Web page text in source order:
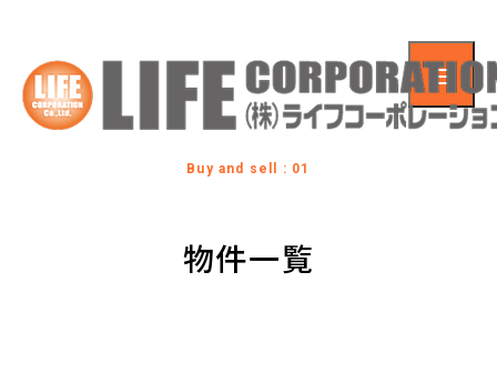
Buy and sell : 01
物件一覧